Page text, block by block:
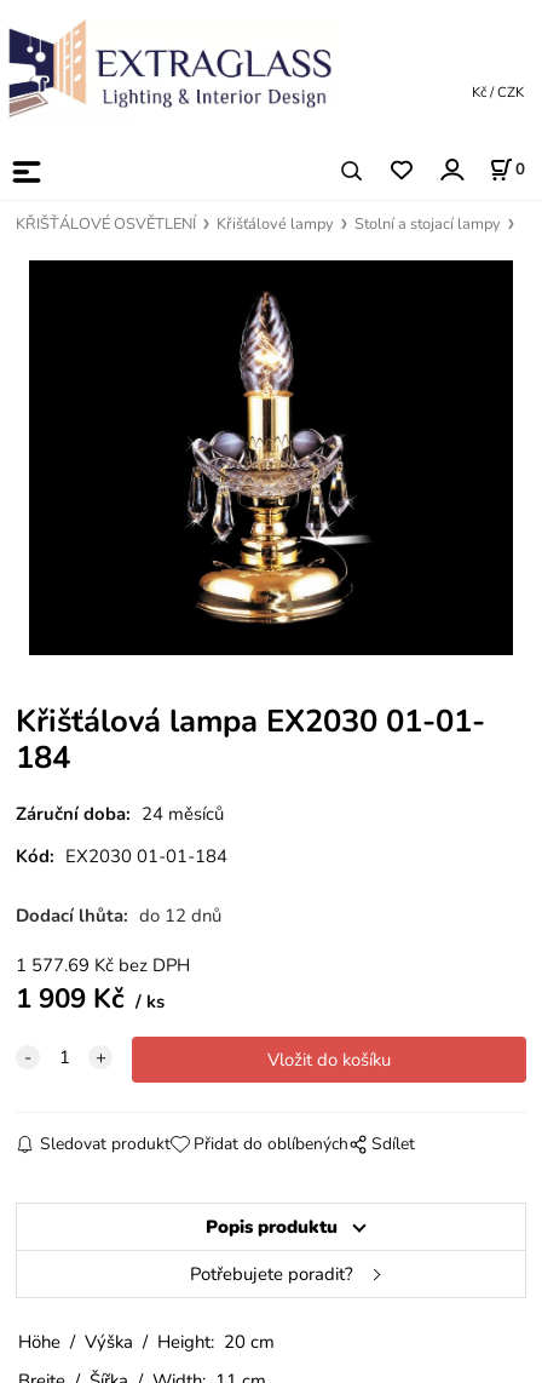
0
Kč / CZK
KŘIŠŤÁLOVÉ OSVĚTLENÍ Křišťálové lampy Stolní a stojací lampy
Křišťálová lampa EX2030 01-01-
184
Záruční doba: 24 měsíců
Kód: EX2030 01-01-184
Dodací lhůta: do 12 dnů
1 577.69 Kč bez DPH
1 909 Kč ks
Sledovat produkt Přidat do oblíbených Sdílet
Popis produktu
Potřebujete poradit?
Höhe / Výška / Height: 20 cm